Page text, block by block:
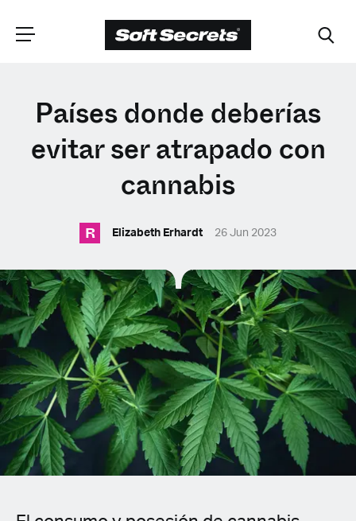
ELIGE TU
UBICACIÓN
English (United Kingdom)
English (United States)
Spanish (Spain)
Spanish (Latin America)
German
French
Países donde deberías
evitar ser atrapado con
cannabis
R Elizabeth Erhardt 26 Jun 2023